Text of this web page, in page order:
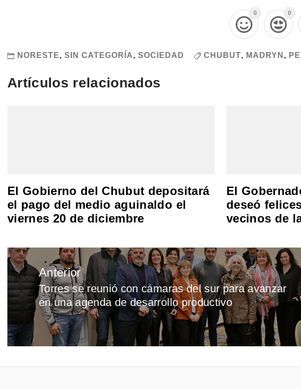
0 0
NORESTE, SIN CATEGORÍA, SOCIEDAD CHUBUT, MADRYN ,
Artículos relacionados
El Gobierno del Chubut depositará
el pago del medio aguinaldo el
viernes 20 de diciembre
El
deseó
vecinos de
Navegación
de
entradas
Anterior
Entrada
anterior:
Torres se reunió con cámaras del sur para avanzar
en una agenda de desarrollo productivo